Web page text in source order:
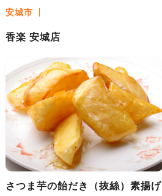
安城市
香楽 安城店
さつま芋の飴だき（抜絲）素揚げ